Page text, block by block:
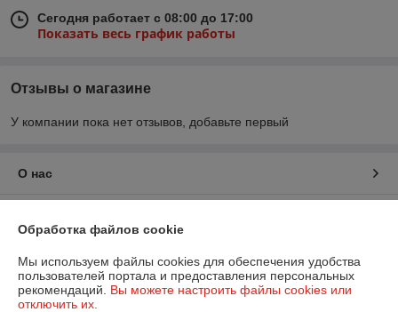
Сегодня работает с 08:00 до 17:00
Показать весь график работы
Отзывы о магазине
У компании пока нет отзывов, добавьте первый
О нас
Доставка и оплата
График работы
Обработка файлов cookie
Мы используем файлы cookies для обеспечения удобства
пользователей портала и предоставления персональных
рекомендаций. Вы можете настроить файлы cookies или
отключить их.